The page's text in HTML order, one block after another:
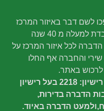
לשם דבר באיזור המרכז
ובמדינת ישראל בכלל. החברה עובדת למעלה מ 40 שנה
לכל איזור המרכז על
שירי והחברה אף החלו
לרכוש באתר.
שם המדביר: מור אזולאי מספר רישיון: 2218 בעל רישיון
הדברה בדירות,
הדברה באיוד.